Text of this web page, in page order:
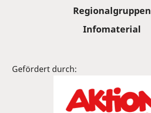
Regionalgruppen
Infomaterial
Gefördert durch: